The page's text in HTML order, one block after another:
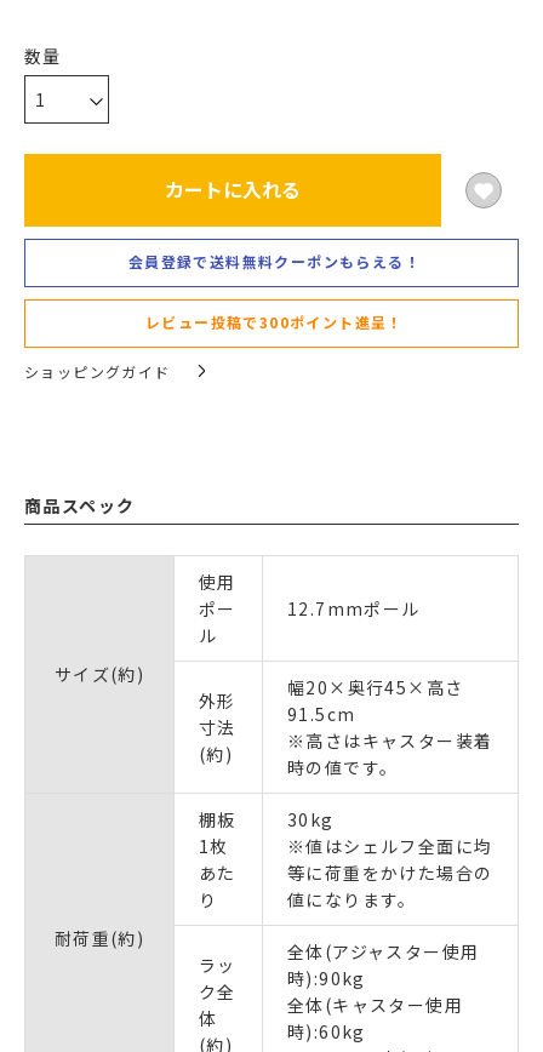
カートに入れる
会員登録で送料無料クーポンもらえる！
レビュー投稿で300ポイント進呈！
ショッピングガイド
商品スペック
サイズ(約)
使用
ポー
ル
12.7mmポール
外形
寸法
(約)
幅20×奥行45×高さ
91.5cm
※高さはキャスター装着
時の値です。
耐荷重(約)
棚板
1枚
あた
り
30kg
※値はシェルフ全面に均
等に荷重をかけた場合の
値になります。
ラッ
ク全
体
(約)
全体(アジャスター使用
時):90kg
全体(キャスター使用
時):60kg